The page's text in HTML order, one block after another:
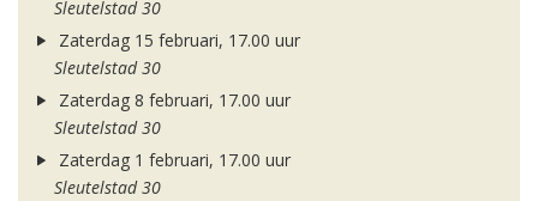
Sleutelstad 30
Zaterdag 15 februari, 17.00 uur
Sleutelstad 30
Zaterdag 8 februari, 17.00 uur
Sleutelstad 30
Zaterdag 1 februari, 17.00 uur
Sleutelstad 30